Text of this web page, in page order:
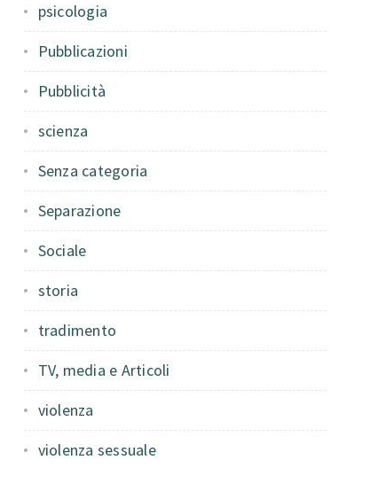
psicologia
Pubblicazioni
Pubblicità
scienza
Senza categoria
Separazione
Sociale
storia
tradimento
TV, media e Articoli
violenza
violenza sessuale